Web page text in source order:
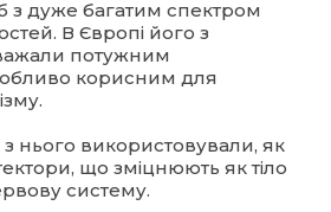
з дуже багатим спектром
В Європі його з
потужним
корисним для
нього використовували, як
що зміцнюють як тіло
систему.